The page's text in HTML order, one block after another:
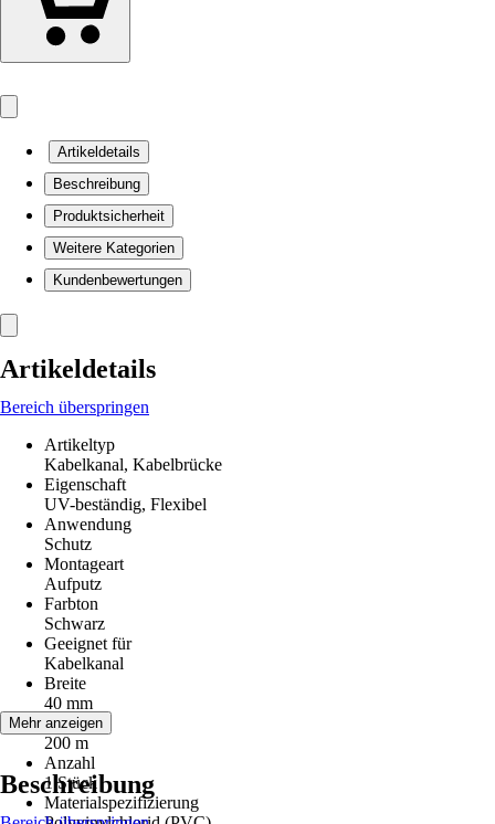
Artikeldetails
Beschreibung
Produktsicherheit
Weitere Kategorien
Kundenbewertungen
Artikeldetails
Bereich überspringen
Artikeltyp
Kabelkanal, Kabelbrücke
Eigenschaft
UV-beständig, Flexibel
Anwendung
Schutz
Montageart
Aufputz
Farbton
Schwarz
Geeignet für
Kabelkanal
Breite
40 mm
Länge
200 m
Anzahl
1 Stück
Materialspezifizierung
Mehr anzeigen
Beschreibung